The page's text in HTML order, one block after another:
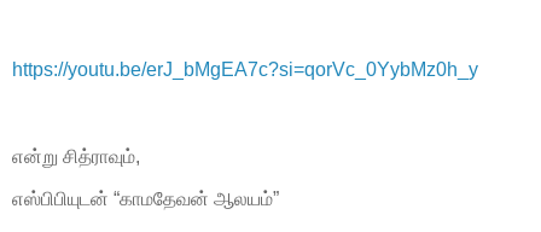
https://youtu.be/erJ_bMgEA7c?si=qorVc_0YybMz0h_y
என்று சித்ராவும்,
எஸ்பிபியுடன் “காமதேவன் ஆலயம்”